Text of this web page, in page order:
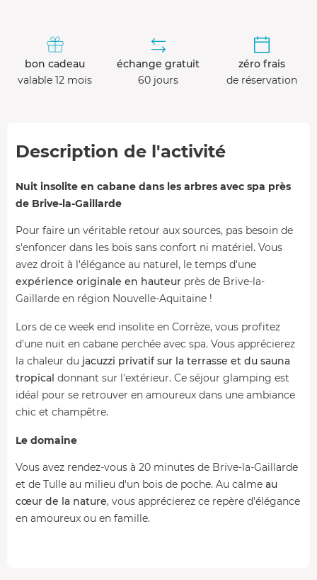
bon cadeau
valable 12 mois
échange gratuit
60 jours
zéro frais
de réservation
Description de l'activité
Nuit insolite en cabane dans les arbres avec spa près
de Brive-la-Gaillarde
Pour faire un véritable retour aux sources, pas besoin de
s'enfoncer dans les bois sans confort ni matériel. Vous
avez droit à l'élégance au naturel, le temps d'une
expérience originale en hauteur près de Brive-la-
Gaillarde en région Nouvelle-Aquitaine !
Lors de ce week end insolite en Corrèze, vous profitez
d'une nuit en cabane perchée avec spa. Vous apprécierez
la chaleur du jacuzzi privatif sur la terrasse et du sauna
tropical donnant sur l'extérieur. Ce séjour glamping est
idéal pour se retrouver en amoureux dans une ambiance
chic et champêtre.
Le domaine
Vous avez rendez-vous à 20 minutes de Brive-la-Gaillarde
et de Tulle au milieu d'un bois de poche. Au calme au
cœur de la nature, vous apprécierez ce repère d'élégance
en amoureux ou en famille.